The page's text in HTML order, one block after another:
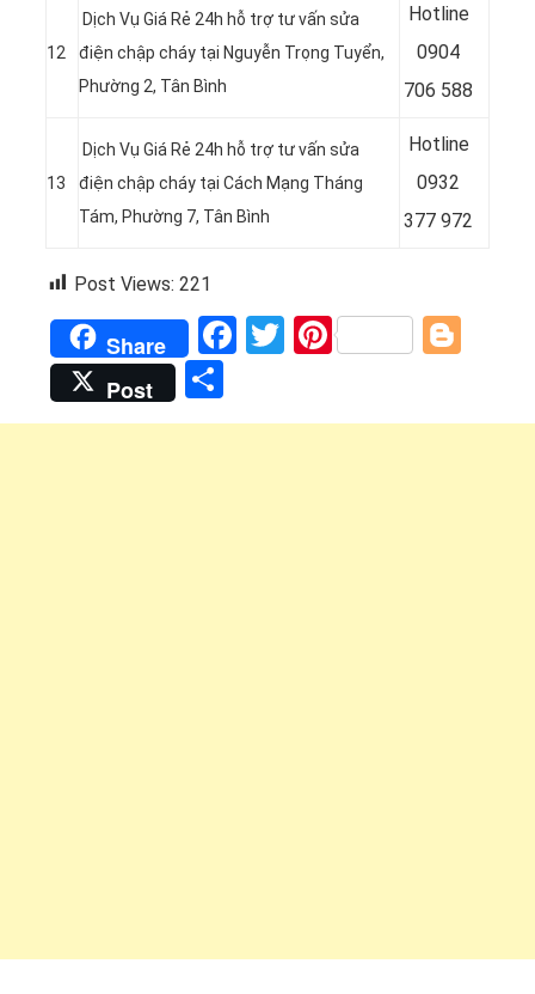
12
Dịch Vụ Giá Rẻ 24h hỗ trợ tư vấn sửa
điện chập cháy tại Nguyễn Trọng Tuyển,
Phường 2, Tân Bình
Hotline
0904
706 588
13
Dịch Vụ Giá Rẻ 24h hỗ trợ tư vấn sửa
điện chập cháy tại Cách Mạng Tháng
Tám, Phường 7, Tân Bình
Hotline
0932
377 972
Post Views: 221
Share Facebook
Twitter
Pinterest
Post